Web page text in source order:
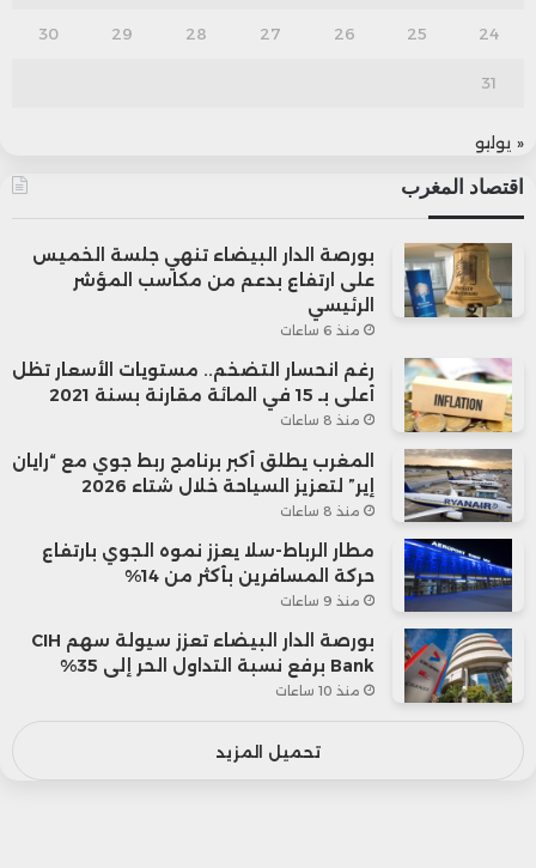
24
25
26
27
28
29
30
31
« يوليو
اقتصاد المغرب
بورصة الدار البيضاء تنهي جلسة الخميس
على ارتفاع بدعم من مكاسب المؤشر
الرئيسي
منذ 6 ساعات
رغم انحسار التضخم.. مستويات الأسعار تظل
أعلى بـ 15 في المائة مقارنة بسنة 2021
منذ 8 ساعات
المغرب يطلق أكبر برنامج ربط جوي مع “رايان
إير” لتعزيز السياحة خلال شتاء 2026
منذ 8 ساعات
مطار الرباط-سلا يعزز نموه الجوي بارتفاع
حركة المسافرين بأكثر من 14%
منذ 9 ساعات
بورصة الدار البيضاء تعزز سيولة سهم CIH
Bank برفع نسبة التداول الحر إلى 35%
منذ 10 ساعات
تحميل المزيد